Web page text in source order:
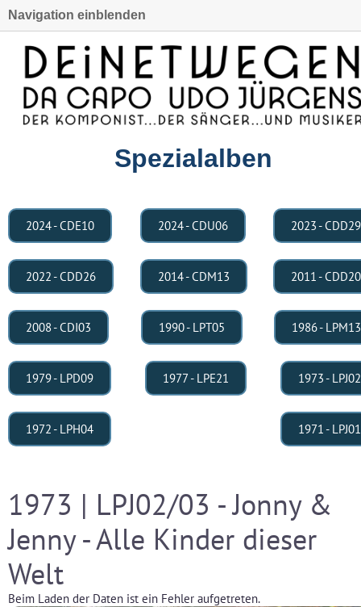
Navigation einblenden
Spezialalben
2024 - CDE10 2024 - CDU06 2023 - CDD29
2022 - CDD26 2014 - CDM13 2011 - CDD20
2008 - CDI03 1990 - LPT05 1986 - LPM13
1979 - LPD09 1977 - LPE21 1973 - LPJ02
1972 - LPH04 1971 - LPJ01
1973 | LPJ02/03 - Jonny &
Jenny - Alle Kinder dieser
Welt
Beim Laden der Daten ist ein Fehler aufgetreten.